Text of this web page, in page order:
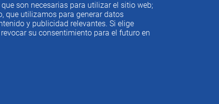
son necesarias para utilizar el sitio web;
que utilizamos para generar datos
y publicidad relevantes. Si elige
su consentimiento para el futuro en